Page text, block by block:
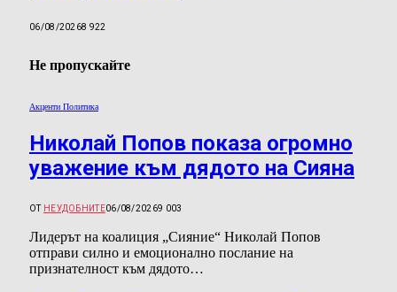
06/08/20268 922
Не пропускайте
Акценти Политика
Николай Попов показа огромно
уважение към дядото на Сияна
ОТ НЕУДОБНИТЕ06/08/20269 003
Лидерът на коалиция „Сияние“ Николай Попов
отправи силно и емоционално послание на
признателност към дядото…